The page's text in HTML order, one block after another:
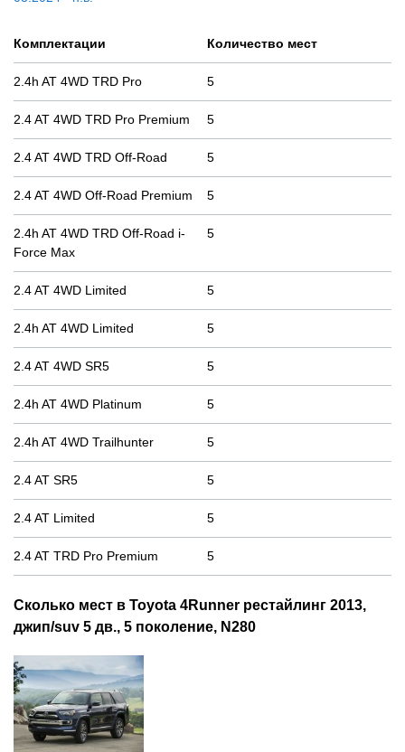
Комплектации Количество мест
2.4h AT 4WD TRD Pro 5
2.4 AT 4WD TRD Pro Premium 5
2.4 AT 4WD TRD Off-Road 5
2.4 AT 4WD Off-Road Premium 5
2.4h AT 4WD TRD Off-Road i-
Force Max
5
2.4 AT 4WD Limited 5
2.4h AT 4WD Limited 5
2.4 AT 4WD SR5 5
2.4h AT 4WD Platinum 5
2.4h AT 4WD Trailhunter 5
2.4 AT SR5 5
2.4 AT Limited 5
2.4 AT TRD Pro Premium 5
Сколько мест в Toyota 4Runner рестайлинг 2013,
джип/suv 5 дв., 5 поколение, N280